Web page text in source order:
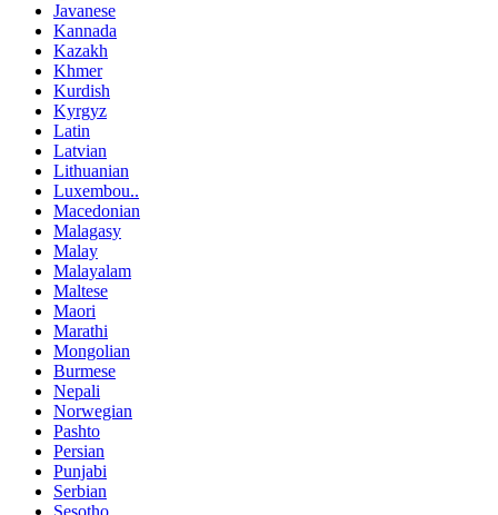
Javanese
Kannada
Kazakh
Khmer
Kurdish
Kyrgyz
Latin
Latvian
Lithuanian
Luxembou..
Macedonian
Malagasy
Malay
Malayalam
Maltese
Maori
Marathi
Mongolian
Burmese
Nepali
Norwegian
Pashto
Persian
Punjabi
Serbian